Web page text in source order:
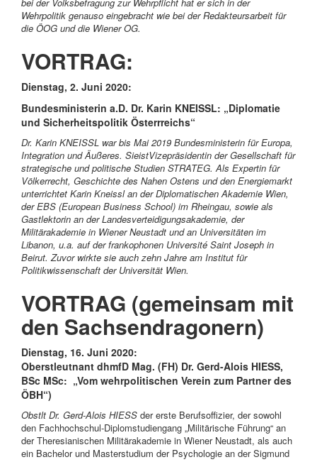
bei der Volksbefragung zur Wehrpflicht hat er sich in der
Wehrpolitik genauso eingebracht wie bei der Redakteursarbeit für
die ÖOG und die Wiener OG.
VORTRAG:
Dienstag, 2. Juni 2020:
Bundesministerin a.D. Dr. Karin KNEISSL: „Diplomatie
und Sicherheitspolitik Österrreichs“
Dr. Karin KNEISSL war bis Mai 2019 Bundesministerin für Europa,
Integration und Äußeres. SieistVizepräsidentin der Gesellschaft für
strategische und politische Studien STRATEG. Als Expertin für
Völkerrecht, Geschichte des Nahen Ostens und den Energiemarkt
unterrichtet Karin Kneissl an der Diplomatischen Akademie Wien,
der EBS (European Business School) im Rheingau, sowie als
Gastlektorin an der Landesverteidigungsakademie, der
Militärakademie in Wiener Neustadt und an Universitäten im
Libanon, u.a. auf der frankophonen Université Saint Joseph in
Beirut. Zuvor wirkte sie auch zehn Jahre am Institut für
Politikwissenschaft der Universität Wien.
VORTRAG (gemeinsam mit
den Sachsendragonern)
Dienstag, 16. Juni 2020:
Oberstleutnant dhmfD Mag. (FH) Dr. Gerd-Alois HIESS,
BSc MSc: „Vom wehrpolitischen Verein zum Partner des
ÖBH“)
Obstlt Dr. Gerd-Alois HIESS der erste Berufsoffizier, der sowohl
den Fachhochschul-Diplomstudiengang „Militärische Führung“ an
der Theresianischen Militärakademie in Wiener Neustadt, als auch
ein Bachelor und Masterstudium der Psychologie an der Sigmund